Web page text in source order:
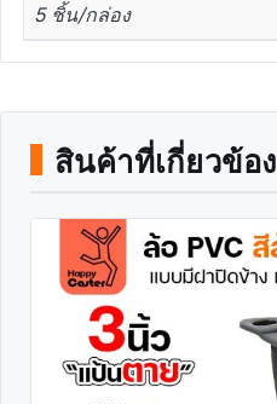
5 ชิ้น/กล่อง
สินค้าที่เกี่ยวข้อง